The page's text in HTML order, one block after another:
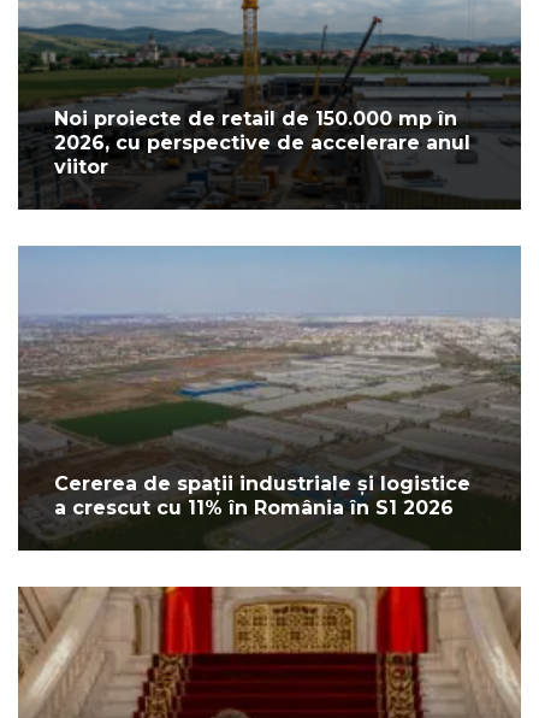
Noi proiecte de retail de 150.000 mp în
2026, cu perspective de accelerare anul
viitor
Cererea de spații industriale și logistice
a crescut cu 11% în România în S1 2026